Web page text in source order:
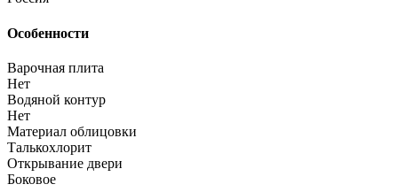
Особенности
Варочная плита
Нет
Водяной контур
Нет
Материал облицовки
Талькохлорит
Открывание двери
Боковое